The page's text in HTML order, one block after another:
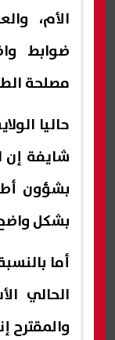
الأم،
ضوابط
مصلحة
حاليا
شايفة إن
بشؤون
بشكل
أما
الحالي
والمقترح